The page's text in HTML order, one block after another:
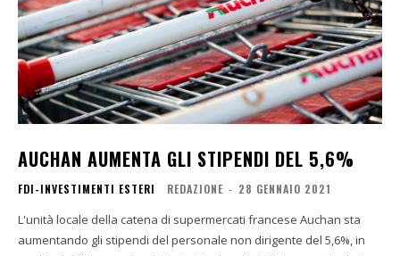
AUCHAN AUMENTA GLI STIPENDI DEL 5,6%
FDI-INVESTIMENTI ESTERI REDAZIONE - 28 GENNAIO 2021
L'unità locale della catena di supermercati francese Auchan sta
aumentando gli stipendi del personale non dirigente del 5,6%, in